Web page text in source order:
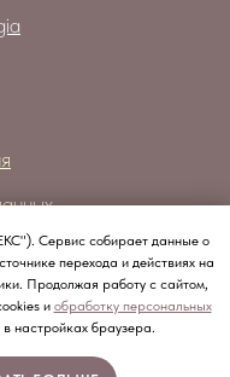
Сервис собирает данные о
перехода и действиях на
Продолжая работу с сайтом,
и обработку персональных
настройках браузера.
сайта,
и только со